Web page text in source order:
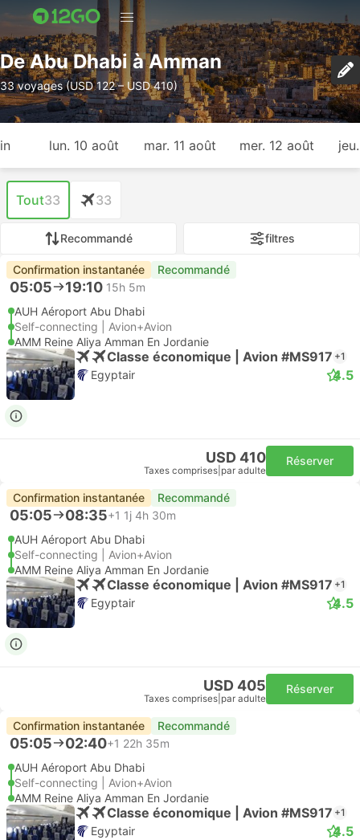
De Abu Dhabi à Amman
33 voyages (USD 122 – USD 410)
lun. 10 août mar. 11 août mer. 12 août
Tout33 33
Recommandé filtres
Confirmation instantanée Recommandé
05:05 19:10 15h 5m
AUH Aéroport Abu Dhabi
Self-connecting | Avion+Avion
AMM Reine Aliya Amman En Jordanie
Classe économique | Avion #MS917 +1
Egyptair 4.5
USD 410
Taxes comprises par adulte
Réserver
Confirmation instantanée Recommandé
05:05 08:35+1 1j 4h 30m
AUH Aéroport Abu Dhabi
Self-connecting | Avion+Avion
AMM Reine Aliya Amman En Jordanie
Classe économique | Avion #MS917 +1
Egyptair 4.5
USD 405
Taxes comprises par adulte
Réserver
Confirmation instantanée Recommandé
05:05 02:40+1 22h 35m
AUH Aéroport Abu Dhabi
Self-connecting | Avion+Avion
AMM Reine Aliya Amman En Jordanie
Classe économique | Avion #MS917 +1
Egyptair 4.5